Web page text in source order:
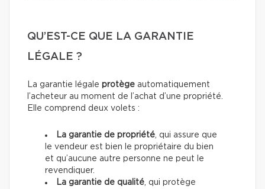
QU’EST-CE QUE LA GARANTIE
LÉGALE ?
La garantie légale protège automatiquement
l’acheteur au moment de l’achat d’une propriété.
Elle comprend deux volets :
La garantie de propriété , qui assure que
le vendeur est bien le propriétaire du bien
et qu’aucune autre personne ne peut le
revendiquer.
La garantie de qualité , qui protège